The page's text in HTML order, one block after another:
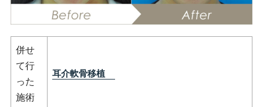
併せ
て行
った
施術
耳介軟骨移植